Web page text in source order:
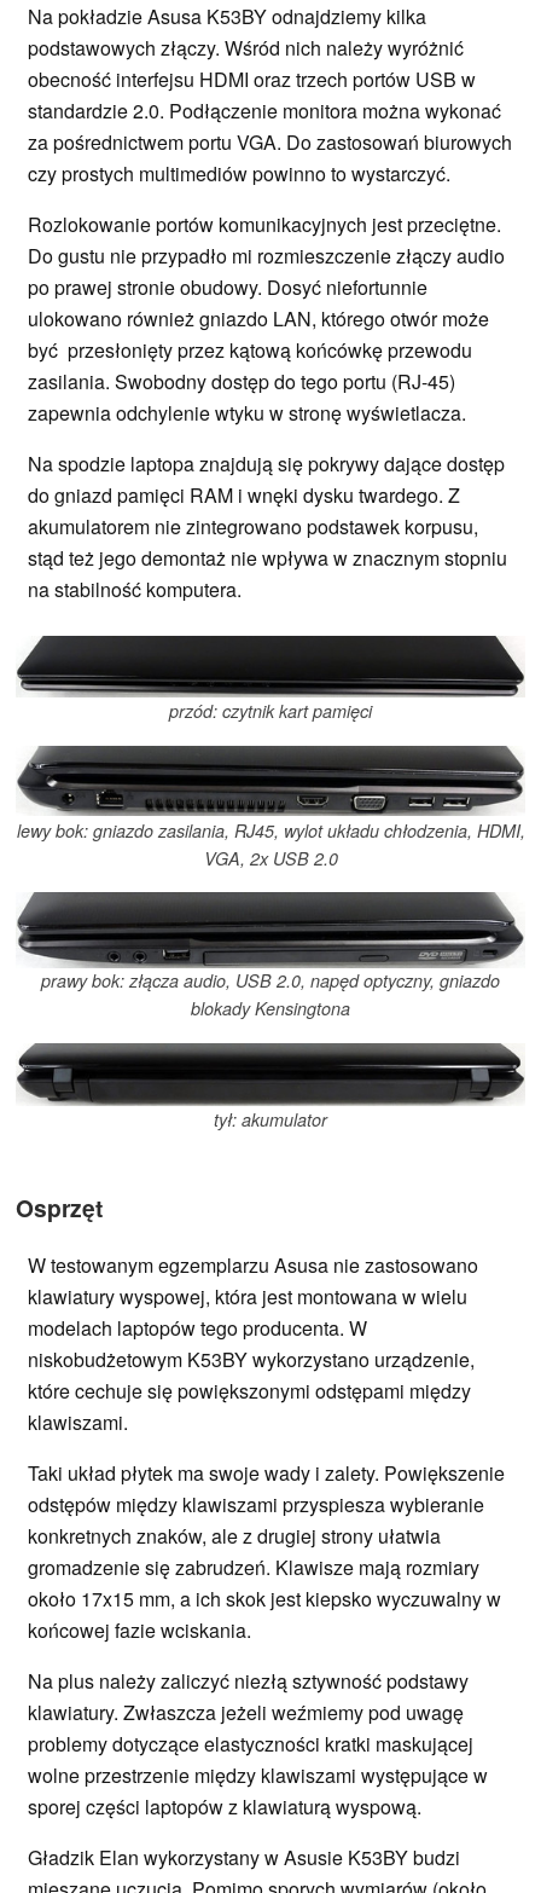
Na pokładzie Asusa K53BY odnajdziemy kilka
podstawowych złączy. Wśród nich należy wyróżnić
obecność interfejsu HDMI oraz trzech portów USB w
standardzie 2.0. Podłączenie monitora można wykonać
za pośrednictwem portu VGA. Do zastosowań biurowych
czy prostych multimediów powinno to wystarczyć.
Rozlokowanie portów komunikacyjnych jest przeciętne.
Do gustu nie przypadło mi rozmieszczenie złączy audio
po prawej stronie obudowy. Dosyć niefortunnie
ulokowano również gniazdo LAN, którego otwór może
być przesłonięty przez kątową końcówkę przewodu
zasilania. Swobodny dostęp do tego portu (RJ-45)
zapewnia odchylenie wtyku w stronę wyświetlacza.
Na spodzie laptopa znajdują się pokrywy dające dostęp
do gniazd pamięci RAM i wnęki dysku twardego. Z
akumulatorem nie zintegrowano podstawek korpusu,
stąd też jego demontaż nie wpływa w znacznym stopniu
na stabilność komputera.
przód: czytnik kart pamięci
lewy bok: gniazdo zasilania, RJ45, wylot układu chłodzenia, HDMI,
VGA, 2x USB 2.0
prawy bok: złącza audio, USB 2.0, napęd optyczny, gniazdo
blokady Kensingtona
tył: akumulator
Osprzęt
W testowanym egzemplarzu Asusa nie zastosowano
klawiatury wyspowej, która jest montowana w wielu
modelach laptopów tego producenta. W
niskobudżetowym K53BY wykorzystano urządzenie,
które cechuje się powiększonymi odstępami między
klawiszami.
Taki układ płytek ma swoje wady i zalety. Powiększenie
odstępów między klawiszami przyspiesza wybieranie
konkretnych znaków, ale z drugiej strony ułatwia
gromadzenie się zabrudzeń. Klawisze mają rozmiary
około 17x15 mm, a ich skok jest kiepsko wyczuwalny w
końcowej fazie wciskania.
Na plus należy zaliczyć niezłą sztywność podstawy
klawiatury. Zwłaszcza jeżeli weźmiemy pod uwagę
problemy dotyczące elastyczności kratki maskującej
wolne przestrzenie między klawiszami występujące w
sporej części laptopów z klawiaturą wyspową.
Gładzik Elan wykorzystany w Asusie K53BY budzi